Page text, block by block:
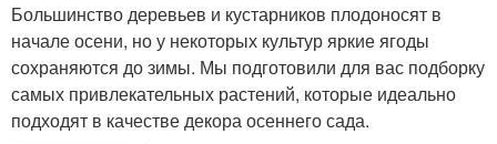
Большинство деревьев и кустарников плодоносят в
начале осени, но у некоторых культур яркие ягоды
сохраняются до зимы. Мы подготовили для вас подборку
самых привлекательных растений, которые идеально
подходят в качестве декора осеннего сада.